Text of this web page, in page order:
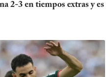
2-3 en tiempos extras y es